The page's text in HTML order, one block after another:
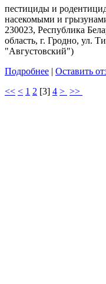
пестициды и
насекомыми и
230023, Республика
область, г. Гродно, ул.
"Августовский")
Подробнее | Оставить
<< < 1 2 [3] 4 > >>